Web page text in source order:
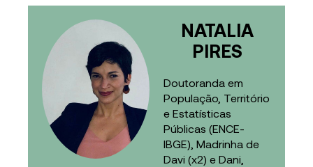
NATALIA
PIRES
Doutoranda em
População, Território
e Estatísticas
Públicas (ENCE-
IBGE), Madrinha de
Davi (x2) e Dani,